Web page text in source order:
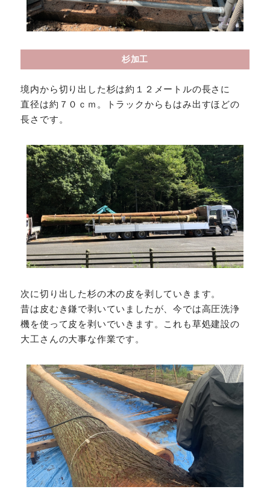
杉加工
境内から切り出した杉は約１２メートルの長さに
直径は約７０ｃｍ。トラックからもはみ出すほどの
長さです。
次に切り出した杉の木の皮を剥していきます。
昔は皮むき鎌で剥いていましたが、今では高圧洗浄
機を使って皮を剥いでいきます。これも草処建設の
大工さんの大事な作業です。